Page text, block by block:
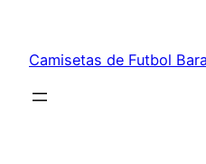
contenido
Camisetas de Futbol